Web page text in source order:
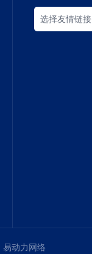
选择友情链接
易动力网络